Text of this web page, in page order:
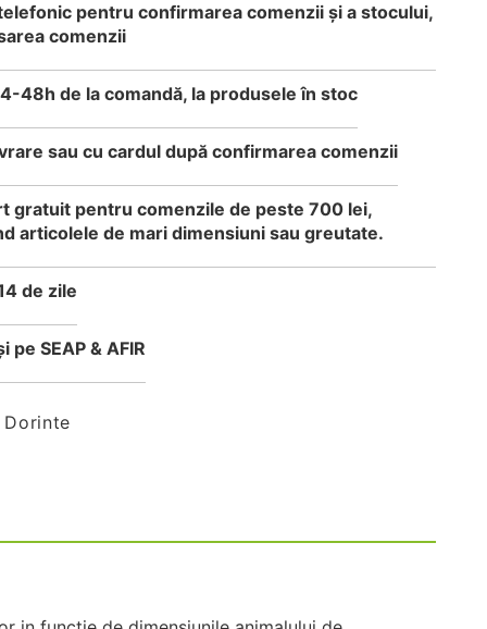
pentru confirmarea comenzii și a stocului,
comenzii
48h de la comandă, la produsele în stoc
sau cu cardul după confirmarea comenzii
gratuit pentru comenzile de peste 700 lei,
articolele de mari dimensiuni sau greutate.
de zile
pe SEAP & AFIR